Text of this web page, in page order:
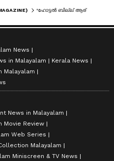
News
in Malayalam
Kerala News
Malayalam
News in Malayalam
Movie Review
Web Series
Malayalam
Miniscreen & TV News